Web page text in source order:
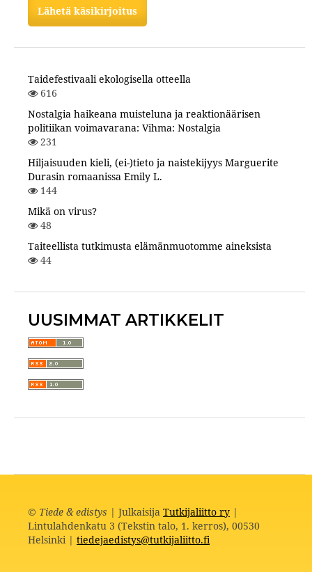
Lähetä käsikirjoitus
Taidefestivaali ekologisella otteella
616
Nostalgia haikeana muisteluna ja reaktionäärisen
politiikan voimavarana: Vihma: Nostalgia
231
Hiljaisuuden kieli, (ei-)tieto ja naistekijyys Marguerite
Durasin romaanissa Emily L.
144
Mikä on virus?
48
Taiteellista tutkimusta elämänmuotomme aineksista
44
UUSIMMAT ARTIKKELIT
© Tiede & edistys | Julkaisija Tutkijaliitto ry|
Lintulahdenkatu 3 (Tekstin talo, 1. kerros), 00530
Helsinki | tiedejaedistys@tutkijaliitto.fi